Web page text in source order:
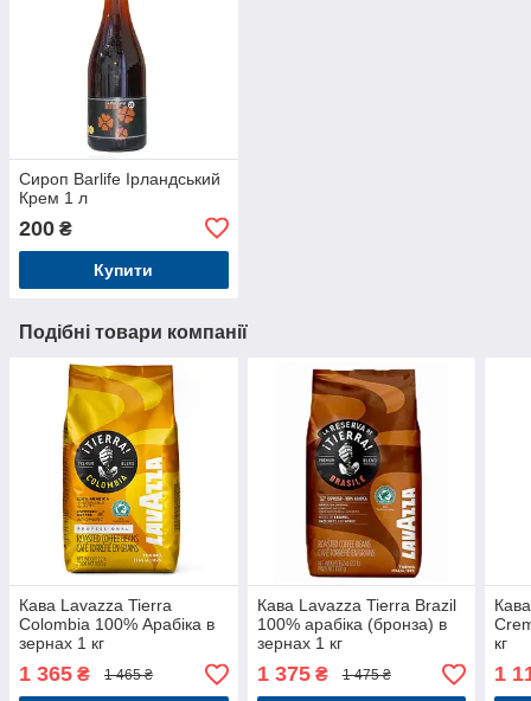
Сироп Barlife Ірландський
Крем 1 л
200 ₴
Купити
Подібні товари компанії
Кава Lavazza Tierra
Colombia 100% Арабіка в
зернах 1 кг
1 365 ₴ 1 465 ₴
Кава Lavazza Tierra Brazil
100% арабіка (бронза) в
зернах 1 кг
1 375₴ 1 475 ₴
кг
1